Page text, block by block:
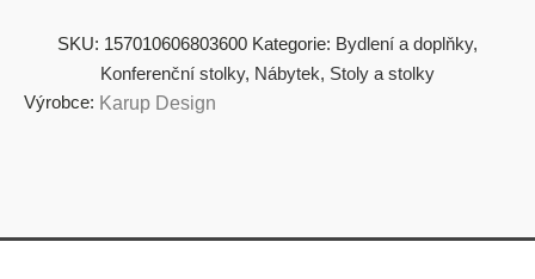
SKU: 157010606803600 Kategorie: Bydlení a doplňky,
Konferenční stolky, Nábytek, Stoly a stolky
Výrobce: Karup Design